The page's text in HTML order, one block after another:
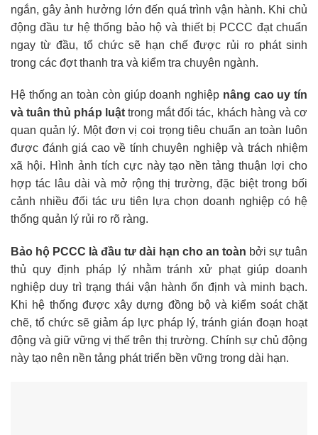
ngắn, gây ảnh hưởng lớn đến quá trình vận hành. Khi chủ
động đầu tư hệ thống bảo hộ và thiết bị PCCC đạt chuẩn
ngay từ đầu, tổ chức sẽ hạn chế được rủi ro phát sinh
trong các đợt thanh tra và kiểm tra chuyên ngành.
Hệ thống an toàn còn giúp doanh nghiệp nâng cao uy tín
và tuân thủ pháp luậttrong mắt đối tác, khách hàng và cơ
quan quản lý. Một đơn vị coi trọng tiêu chuẩn an toàn luôn
được đánh giá cao về tính chuyên nghiệp và trách nhiệm
xã hội. Hình ảnh tích cực này tạo nền tảng thuận lợi cho
hợp tác lâu dài và mở rộng thị trường, đặc biệt trong bối
cảnh nhiều đối tác ưu tiên lựa chọn doanh nghiệp có hệ
thống quản lý rủi ro rõ ràng.
Bảo hộ PCCC là đầu tư dài hạn cho an toàn bởi sự tuân
thủ quy định pháp lý nhằm tránh xử phạt giúp doanh
nghiệp duy trì trạng thái vận hành ổn định và minh bạch.
Khi hệ thống được xây dựng đồng bộ và kiểm soát chặt
chẽ, tổ chức sẽ giảm áp lực pháp lý, tránh gián đoạn hoạt
động và giữ vững vị thế trên thị trường. Chính sự chủ động
này tạo nên nền tảng phát triển bền vững trong dài hạn.